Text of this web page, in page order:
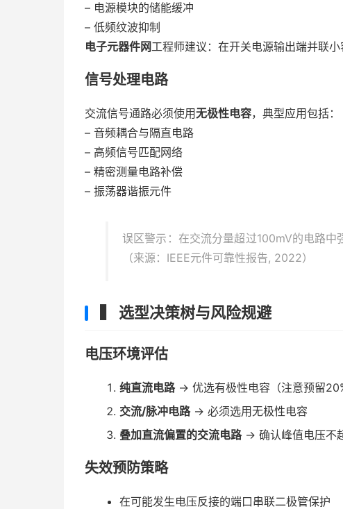
– 电源模块的储能缓冲
– 低频纹波抑制
电子元器件网工程师建议：在开关电源输出端并联
信号处理电路
交流信号通路必须使用无极性电容，典型应用包括：
– 音频耦合与隔直电路
– 高频信号匹配网络
– 精密测量电路补偿
– 振荡器谐振元件
误区警示：在交流分量超过100mV的电路
（来源：IEEE元件可靠性报告, 2022）
▍ 选型决策树与风险规避
电压环境评估
纯直流电路→ 优选有极性电容（注意预留
交流/脉冲电路→ 必须选用无极性电容
叠加直流偏置的交流电路→ 确认峰值电压不
失效预防策略
在可能发生电压反接的端口串联二极管保护